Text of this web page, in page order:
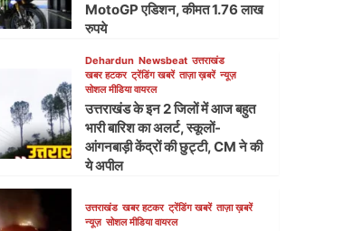
MotoGP एडिशन, कीमत 1.76 लाख
रुपये
Dehardun Newsbeat उत्तराखंड
खबर हटकर ट्रेंडिंग खबरें ताज़ा ख़बरें न्यूज़
सोशल मीडिया वायरल
उत्तराखंड के इन 2 जिलों में आज बहुत
भारी बारिश का अलर्ट, स्कूलों-
आंगनबाड़ी केंद्रों की छुट्टी, CM ने की
ये अपील
उत्तराखंड खबर हटकर ट्रेंडिंग खबरें ताज़ा ख़बरें
न्यूज़ सोशल मीडिया वायरल